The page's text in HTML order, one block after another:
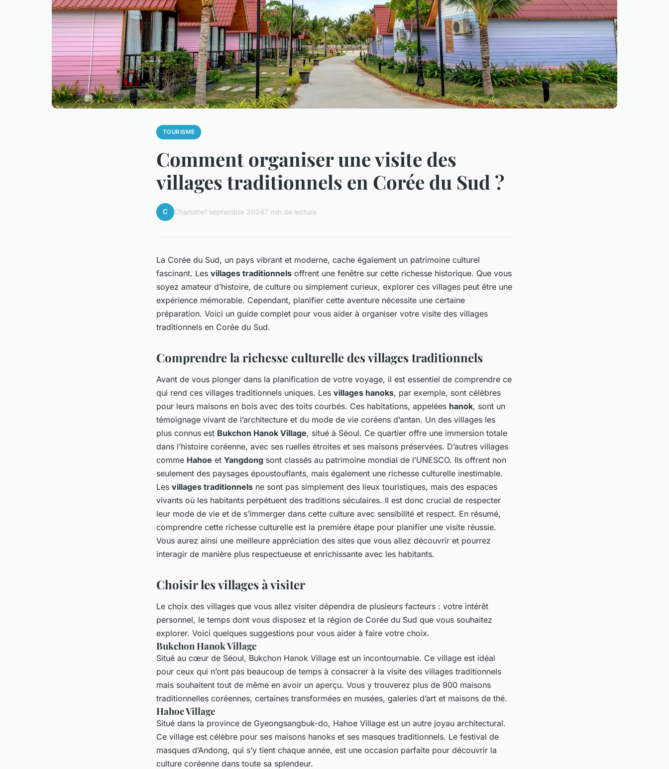
TOURISME
Comment organiser une visite des
villages traditionnels en Corée du Sud ?
C Charlotte1 septembre 20247 min de lecture
La Corée du Sud, un pays vibrant et moderne, cache également un patrimoine culturel
fascinant. Les villages traditionnels offrent une fenêtre sur cette richesse historique. Que vous
soyez amateur d’histoire, de culture ou simplement curieux, explorer ces villages peut être une
expérience mémorable. Cependant, planifier cette aventure nécessite une certaine
préparation. Voici un guide complet pour vous aider à organiser votre visite des villages
traditionnels en Corée du Sud.
Comprendre la richesse culturelle des villages traditionnels
Avant de vous plonger dans la planification de votre voyage, il est essentiel de comprendre ce
qui rend ces villages traditionnels uniques. Les villages hanoks, par exemple, sont célèbres
pour leurs maisons en bois avec des toits courbés. Ces habitations, appelées hanok, sont un
témoignage vivant de l’architecture et du mode de vie coréens d’antan. Un des villages les
plus connus est Bukchon Hanok Village, situé à Séoul. Ce quartier offre une immersion totale
dans l’histoire coréenne, avec ses ruelles étroites et ses maisons préservées. D’autres villages
comme Hahoe et Yangdong sont classés au patrimoine mondial de l’UNESCO. Ils offrent non
seulement des paysages époustouflants, mais également une richesse culturelle inestimable.
Les villages traditionnels ne sont pas simplement des lieux touristiques, mais des espaces
vivants où les habitants perpétuent des traditions séculaires. Il est donc crucial de respecter
leur mode de vie et de s’immerger dans cette culture avec sensibilité et respect. En résumé,
comprendre cette richesse culturelle est la première étape pour planifier une visite réussie.
Vous aurez ainsi une meilleure appréciation des sites que vous allez découvrir et pourrez
interagir de manière plus respectueuse et enrichissante avec les habitants.
Choisir les villages à visiter
Le choix des villages que vous allez visiter dépendra de plusieurs facteurs : votre intérêt
personnel, le temps dont vous disposez et la région de Corée du Sud que vous souhaitez
explorer. Voici quelques suggestions pour vous aider à faire votre choix.
Bukchon Hanok Village
Situé au cœur de Séoul, Bukchon Hanok Village est un incontournable. Ce village est idéal
pour ceux qui n’ont pas beaucoup de temps à consacrer à la visite des villages traditionnels
mais souhaitent tout de même en avoir un aperçu. Vous y trouverez plus de 900 maisons
traditionnelles coréennes, certaines transformées en musées, galeries d’art et maisons de thé.
Hahoe Village
Situé dans la province de Gyeongsangbuk-do, Hahoe Village est un autre joyau architectural.
Ce village est célèbre pour ses maisons hanoks et ses masques traditionnels. Le festival de
masques d’Andong, qui s’y tient chaque année, est une occasion parfaite pour découvrir la
culture coréenne dans toute sa splendeur.